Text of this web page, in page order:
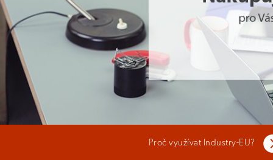
Proč využívat Industry-EU?